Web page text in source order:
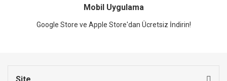
Mobil Uygulama
Google Store ve Apple Store'dan Ücretsiz İndirin!